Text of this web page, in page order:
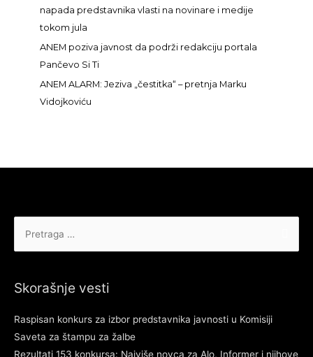
napada predstavnika vlasti na novinare i medije
tokom jula
ANEM poziva javnost da podrži redakciju portala
Pančevo Si Ti
ANEM ALARM: Jeziva „čestitka“ – pretnja Marku
Vidojkoviću
za:
Skorašnje vesti
Raspisan konkurs za izbor predstavnika javnosti u Komisiji
Saveta za štampu za žalbe
Rezultati 153 konkursa: Najviše novca za Alo, Informer i njihove